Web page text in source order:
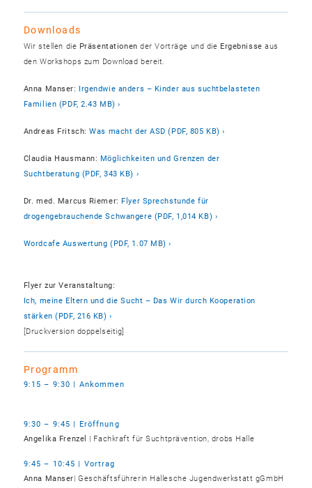
Downloads
Wir stellen die Präsentationen der Vorträge und die Ergebnisse aus
den Workshops zum Download bereit.
Anna Manser:
Irgendwie anders – Kinder aus suchtbelasteten
Familien (PDF, 2.43 MB)
Andreas Fritsch: Was macht der ASD (PDF, 805 KB)
Claudia Hausmann: Möglichkeiten und Grenzen der
Suchtberatung (PDF, 343 KB)
Dr. med. Marcus Riemer: Flyer Sprechstunde für
drogengebrauchende Schwangere (PDF, 1,014 KB)
Wordcafe Auswertung (PDF, 1.07 MB)
Flyer zur Veranstaltung:
Ich, meine Eltern und die Sucht – Das Wir durch Kooperation
stärken (PDF, 216 KB)
[Druckversion doppelseitig]
Programm
9:15 – 9:30 | Ankommen
9:30 – 9:45 | Eröffnung
Angelika Frenzel
| Fachkraft für Suchtprävention, drobs Halle
9:45 – 10:45 | Vortrag
Anna Manser | Geschäftsführerin Hallesche Jugendwerkstatt gGmbH